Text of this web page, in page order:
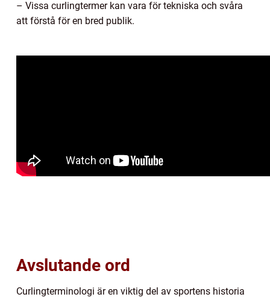
– Vissa curlingtermer kan vara för tekniska och svåra
att förstå för en bred publik.
Avslutande ord
Curlingterminologi är en viktig del av sportens historia